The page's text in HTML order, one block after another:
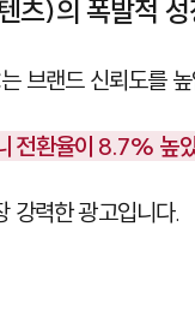
츠)의 폭발적 성
브랜드 신뢰도를
전환율이 8.7%
강력한 광고입니다.